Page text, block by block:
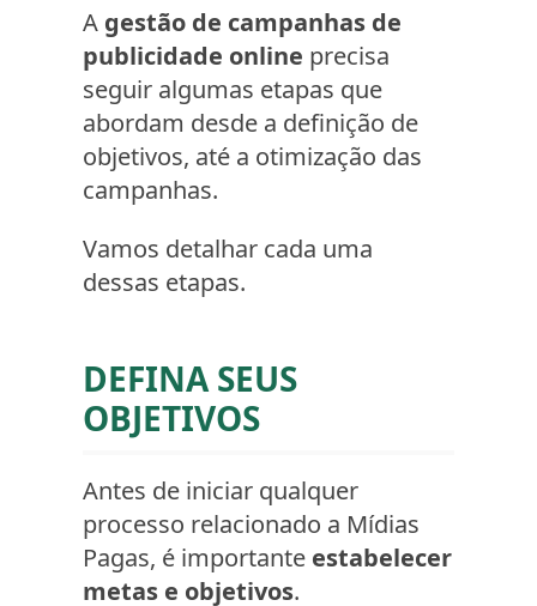
A gestão de campanhas de
publicidade online precisa
seguir algumas etapas que
abordam desde a definição de
objetivos, até a otimização das
campanhas.
Vamos detalhar cada uma
dessas etapas.
DEFINA SEUS
OBJETIVOS
Antes de iniciar qualquer
processo relacionado a Mídias
Pagas, é importante estabelecer
metas e objetivos.